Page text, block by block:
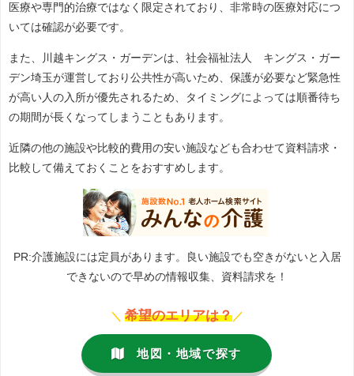
医療や専門的治療ではなく限定されており、非常時の医療対応につ
いては確認が必要です。
また、川越キングス・ガーデンは、社会福祉法人 キングス・ガー
デン埼玉が運営しており公共性が高いため、保護が必要など緊急性
が高い人の入所が優先されるため、タイミングによっては順番待ち
の期間が長くなってしまうこともあります。
近隣の他の施設や比較的費用の安い施設なども合わせて資料請求・
比較して備えておくことをおすすめします。
PR:介護施設には定員があります。良い施設でも空きがないと入居
できないので早めの情報収集、資料請求を！
＼ 希望のエリアは？ ／
地図・地域で探す